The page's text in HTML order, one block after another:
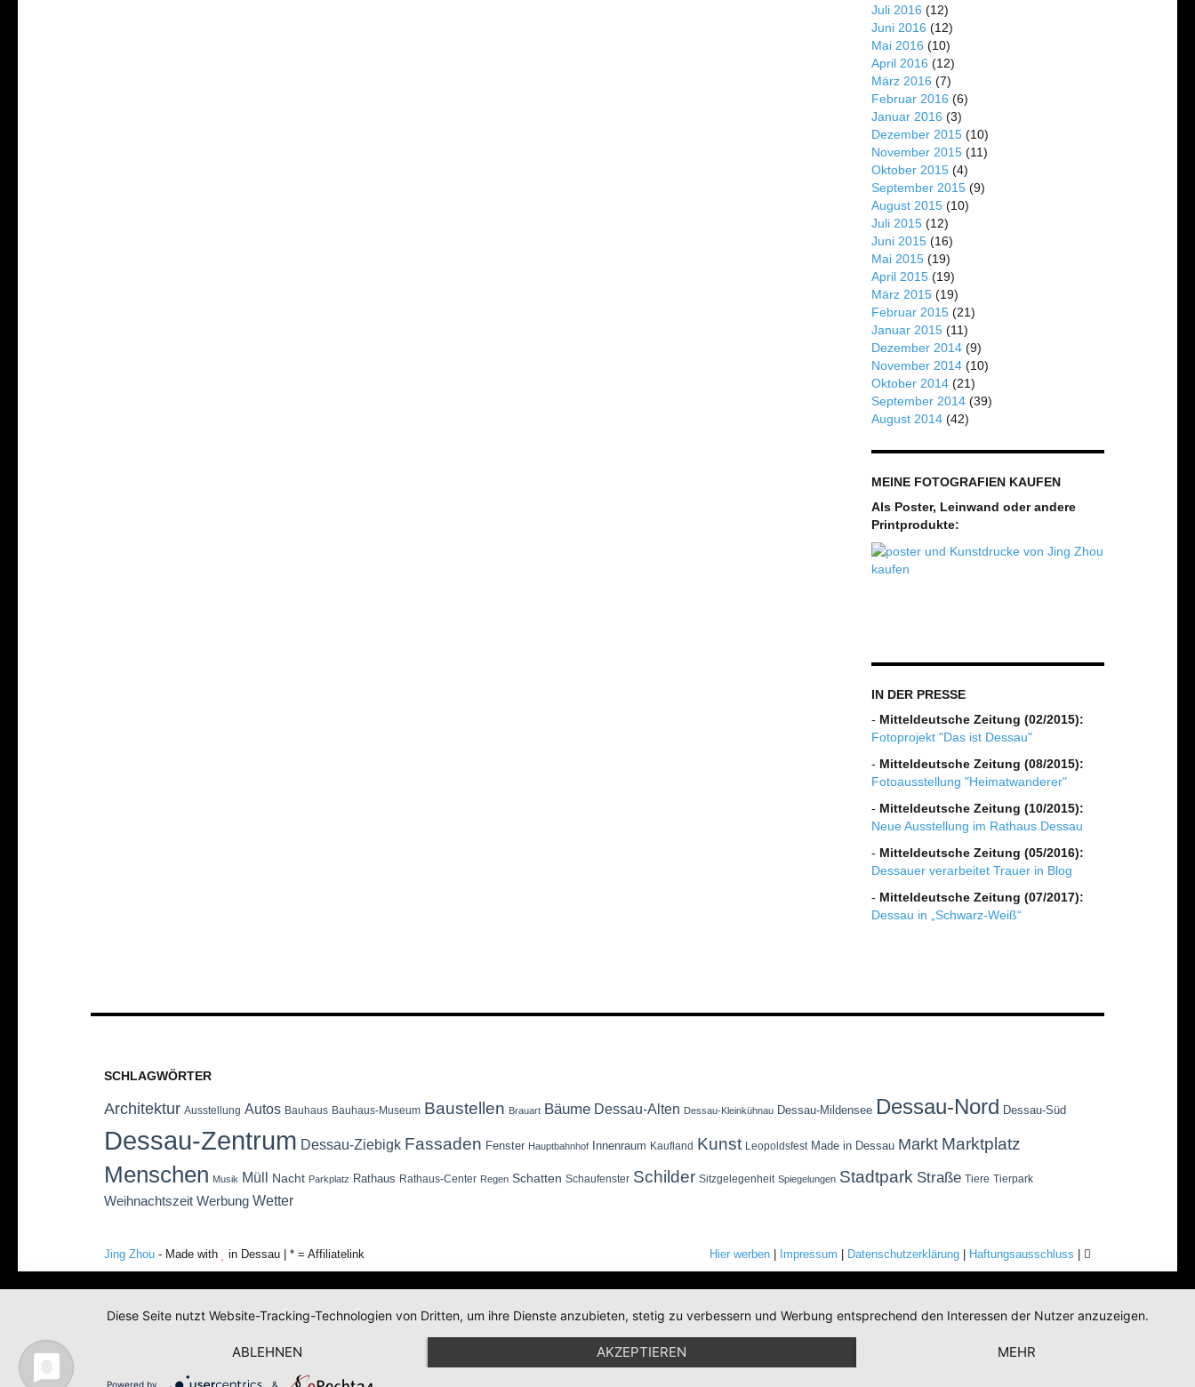
Juli 2016 (12)
Juni 2016 (12)
Mai 2016 (10)
April 2016 (12)
März 2016 (7)
Februar 2016 (6)
Januar 2016 (3)
Dezember 2015(10)
November 2015(11)
Oktober 2015(4)
September 2015(9)
August 2015(10)
Juli 2015(12)
Juni 2015(16)
Mai 2015(19)
April 2015(19)
März 2015(19)
Februar 2015(21)
Januar 2015(11)
Dezember 2014(9)
November 2014(10)
Oktober 2014(21)
September 2014(39)
August 2014(42)
MEINE FOTOGRAFIEN KAUFEN
Als Poster, Leinwand oder andere
Printprodukte:
IN DER PRESSE
- Mitteldeutsche Zeitung (02/2015):
Fotoprojekt "Das ist Dessau"
- Mitteldeutsche Zeitung (08/2015):
Fotoausstellung "Heimatwanderer"
- Mitteldeutsche Zeitung (10/2015):
Neue Ausstellung im Rathaus Dessau
- Mitteldeutsche Zeitung (05/2016):
Dessauer verarbeitet Trauer in Blog
- Mitteldeutsche Zeitung (07/2017):
Dessau in „Schwarz-Weiß“
SCHLAGWÖRTER
Architektur Ausstellung Autos Bauhaus Bauhaus-Museum Baustellen Brauart Bäume Dessau-Alten Dessau-Kleinkühnau Dessau-Mildensee Dessau-Nord Dessau-Süd
Dessau-Zentrum Dessau-Ziebigk Fassaden Fenster Hauptbahnhof Innenraum Kaufland Kunst Leopoldsfest Made in Dessau Markt Marktplatz
Menschen Musik Müll Nacht Parkplatz Rathaus Rathaus-Center Regen Schatten Schaufenster Schilder Sitzgelegenheit Spiegelungen Stadtpark Straße Tiere Tierpark
Weihnachtszeit Werbung Wetter
Jing Zhou - Made with in Dessau | * = Affiliatelink Hier werben Impressum Datenschutzerklärung Haftungsausschluss
Diese Seite nutzt Website-Tracking-Technologien von Dritten, um ihre Dienste anzubieten, stetig zu verbessern und Werbung entsprechend den Interessen der Nutzer anzuzeigen.
ABLEHNEN AKZEPTIEREN MEHR
Powered by &